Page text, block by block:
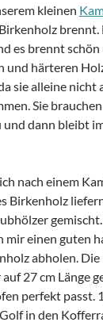
kleinen
es brennt
und härteren
sie alleine
Sie
dann bleibt
nach einem
Birkenholz
mir einen guten
abholen.
27 cm Länge
perfekt passt.
in den